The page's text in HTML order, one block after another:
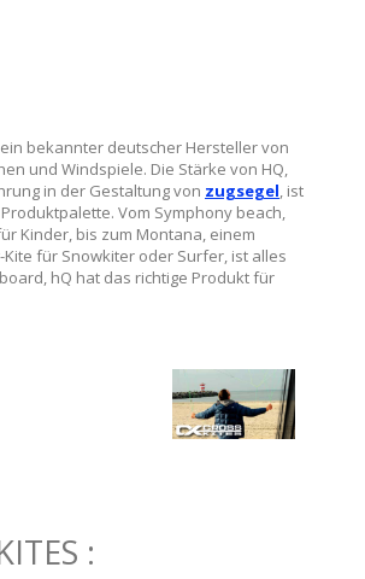
bekannter deutscher Hersteller von
und Windspiele. Die Stärke von HQ,
in der Gestaltung von zugsegel, ist
Vom Symphony beach,
Kinder, bis zum Montana, einem
für Snowkiter oder Surfer, ist alles
hQ hat das richtige Produkt für
: